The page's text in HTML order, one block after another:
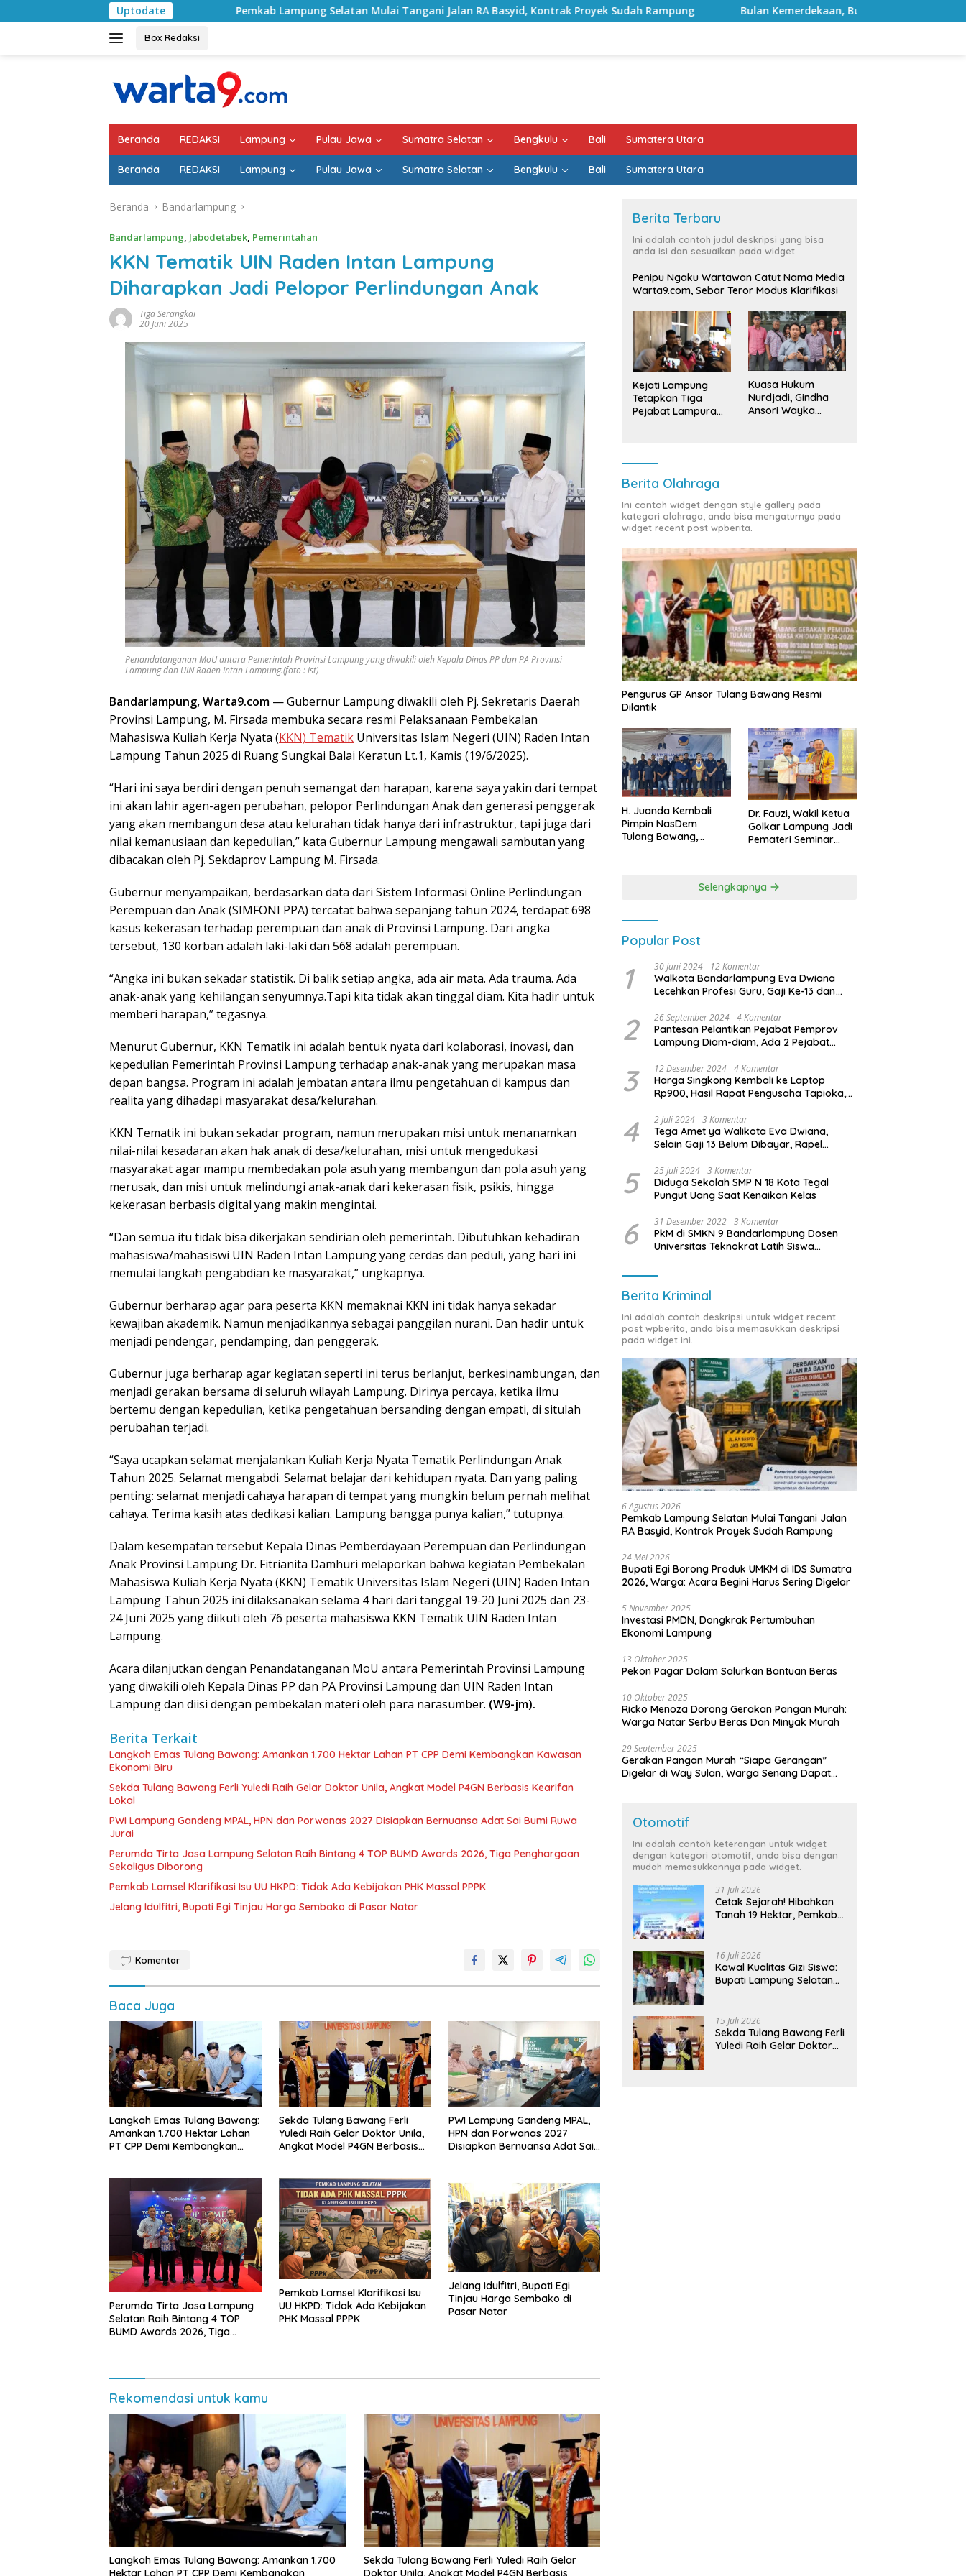
ke
Uptodate
Pemkab Lampung Selatan Mulai Tangani Jalan RA Basyid, Kontrak Proyek Sudah Rampung Bulan Kemerdekaan, Bupati Lampung Selatan Ajak ASN Perkuat
Box Redaksi
Beranda REDAKSI Lampung Pulau Jawa Sumatra Selatan Bengkulu Bali Sumatera Utara
Beranda REDAKSI Lampung Pulau Jawa Sumatra Selatan Bengkulu Bali Sumatera Utara
Beranda Bandarlampung
Bandarlampung, Jabodetabek, Pemerintahan
KKN Tematik UIN Raden Intan Lampung
Diharapkan Jadi Pelopor Perlindungan Anak
Tiga Serangkai
20 Juni 2025
Penandatanganan MoU antara Pemerintah Provinsi Lampung yang diwakili oleh Kepala Dinas PP dan PA Provinsi
Lampung dan UIN Raden Intan Lampung.(foto : ist)
Bandarlampung, Warta9.com — Gubernur Lampung diwakili oleh Pj. Sekretaris Daerah
Provinsi Lampung, M. Firsada membuka secara resmi Pelaksanaan Pembekalan
Mahasiswa Kuliah Kerja Nyata (KKN) Tematik Universitas Islam Negeri (UIN) Raden Intan
Lampung Tahun 2025 di Ruang Sungkai Balai Keratun Lt.1, Kamis (19/6/2025).
“Hari ini saya berdiri dengan penuh semangat dan harapan, karena saya yakin dari tempat
ini akan lahir agen-agen perubahan, pelopor Perlindungan Anak dan generasi penggerak
yang akan membangun desa atau kelurahan tidak hanya dari infrastruktur, tapi juga dari
nilai kemanusiaan dan kepedulian,” kata Gubernur Lampung mengawali sambutan yang
dibacakan oleh Pj. Sekdaprov Lampung M. Firsada.
Gubernur menyampaikan, berdasarkan data dari Sistem Informasi Online Perlindungan
Perempuan dan Anak (SIMFONI PPA) tercatat bahwa sepanjang tahun 2024, terdapat 698
kasus kekerasan terhadap perempuan dan anak di Provinsi Lampung. Dari angka
tersebut, 130 korban adalah laki-laki dan 568 adalah perempuan.
“Angka ini bukan sekadar statistik. Di balik setiap angka, ada air mata. Ada trauma. Ada
anak-anak yang kehilangan senyumnya.Tapi kita tidak akan tinggal diam. Kita hadir untuk
memberi harapan,” tegasnya.
Menurut Gubernur, KKN Tematik ini adalah bentuk nyata dari kolaborasi, inovasi, dan
kepedulian Pemerintah Provinsi Lampung terhadap anak-anak yang merupakan masa
depan bangsa. Program ini adalah jembatan antara ilmu pengetahuan di kampus dan
realita yang dihadapi masyarakat desa/kelurahan.
KKN Tematik ini bukan sekadar program, namun merupakan misi untuk menanamkan
nilai-nilai kesadaran akan hak anak di desa/kelurahan, misi untuk mengedukasi
masyarakat agar mampu membedakan pola asuh yang membangun dan pola asuh yang
merusak, dan misi untuk melindungi anak-anak dari kekerasan fisik, psikis, hingga
kekerasan berbasis digital yang makin mengintai.
“Dan semua itu tidak bisa dikerjakan sendirian oleh pemerintah. Dibutuhkan kehadiran
mahasiswa/mahasiswi UIN Raden Intan Lampung yang cerdas dan peduli, yang hari ini
memulai langkah pengabdian ke masyarakat,” ungkapnya.
Gubernur berharap agar para peserta KKN memaknai KKN ini tidak hanya sekadar
kewajiban akademik. Namun menjadikannya sebagai panggilan nurani. Dan hadir untuk
menjadi pendengar, pendamping, dan penggerak.
Gubernur juga berharap agar kegiatan seperti ini terus berlanjut, berkesinambungan, dan
menjadi gerakan bersama di seluruh wilayah Lampung. Dirinya percaya, ketika ilmu
bertemu dengan kepedulian, ketika pengetahuan bersanding dengan empati, di situlah
perubahan terjadi.
“Saya ucapkan selamat menjalankan Kuliah Kerja Nyata Tematik Perlindungan Anak
Tahun 2025. Selamat mengabdi. Selamat belajar dari kehidupan nyata. Dan yang paling
penting: selamat menjadi cahaya harapan di tempat yang mungkin belum pernah melihat
cahaya. Terima kasih atas dedikasi kalian. Lampung bangga punya kalian,” tutupnya.
Dalam kesempatan tersebut Kepala Dinas Pemberdayaan Perempuan dan Perlindungan
Anak Provinsi Lampung Dr. Fitrianita Damhuri melaporkan bahwa kegiatan Pembekalan
Mahasiswa Kuliah Kerja Nyata (KKN) Tematik Universitas Islam Negeri (UIN) Raden Intan
Lampung Tahun 2025 ini dilaksanakan selama 4 hari dari tanggal 19-20 Juni 2025 dan 23-
24 Juni 2025 yang diikuti oleh 76 peserta mahasiswa KKN Tematik UIN Raden Intan
Lampung.
Acara dilanjutkan dengan Penandatanganan MoU antara Pemerintah Provinsi Lampung
yang diwakili oleh Kepala Dinas PP dan PA Provinsi Lampung dan UIN Raden Intan
Lampung dan diisi dengan pembekalan materi oleh para narasumber. (W9-jm).
Berita Terkait
Langkah Emas Tulang Bawang: Amankan 1.700 Hektar Lahan PT CPP Demi Kembangkan Kawasan
Ekonomi Biru
Sekda Tulang Bawang Ferli Yuledi Raih Gelar Doktor Unila, Angkat Model P4GN Berbasis Kearifan
Lokal
PWI Lampung Gandeng MPAL, HPN dan Porwanas 2027 Disiapkan Bernuansa Adat Sai Bumi Ruwa
Jurai
Perumda Tirta Jasa Lampung Selatan Raih Bintang 4 TOP BUMD Awards 2026, Tiga Penghargaan
Sekaligus Diborong
Pemkab Lamsel Klarifikasi Isu UU HKPD: Tidak Ada Kebijakan PHK Massal PPPK
Jelang Idulfitri, Bupati Egi Tinjau Harga Sembako di Pasar Natar
Komentar
Baca Juga
Langkah Emas Tulang Bawang:
Amankan 1.700 Hektar Lahan
PT CPP Demi Kembangkan
Sekda Tulang Bawang Ferli
Yuledi Raih Gelar Doktor Unila,
Angkat Model P4GN Berbasis
PWI Lampung Gandeng MPAL,
HPN dan Porwanas 2027
Disiapkan Bernuansa Adat Sai
Perumda Tirta Jasa Lampung
Selatan Raih Bintang 4 TOP
BUMD Awards 2026, Tiga
Pemkab Lamsel Klarifikasi Isu
UU HKPD: Tidak Ada Kebijakan
PHK Massal PPPK
Jelang Idulfitri, Bupati Egi
Tinjau Harga Sembako di
Pasar Natar
Rekomendasi untuk kamu
Langkah Emas Tulang Bawang: Amankan 1.700
Hektar Lahan PT CPP Demi Kembangkan
Sekda Tulang Bawang Ferli Yuledi Raih Gelar
Doktor Unila, Angkat Model P4GN Berbasis
Berita Terbaru
Ini adalah contoh judul deskripsi yang bisa
anda isi dan sesuaikan pada widget
Penipu Ngaku Wartawan Catut Nama Media
Warta9.com, Sebar Teror Modus Klarifikasi
Kejati Lampung
Tetapkan Tiga
Pejabat Lampura
Kuasa Hukum
Nurdjadi, Gindha
Ansori Wayka
Berita Olahraga
Ini contoh widget dengan style gallery pada
kategori olahraga, anda bisa mengaturnya pada
widget recent post wpberita.
Pengurus GP Ansor Tulang Bawang Resmi
Dilantik
H. Juanda Kembali
Pimpin NasDem
Tulang Bawang,
Dr. Fauzi, Wakil Ketua
Golkar Lampung Jadi
Pemateri Seminar
Kebangsaan
Selengkapnya
Popular Post
1 30 Juni 2024 12 Komentar
Walkota Bandarlampung Eva Dwiana
Lecehkan Profesi Guru, Gaji Ke-13 dan
2 26 September 2024 4 Komentar
Pantesan Pelantikan Pejabat Pemprov
Lampung Diam-diam, Ada 2 Pejabat
3 12 Desember 2024 4 Komentar
Harga Singkong Kembali ke Laptop
Rp900, Hasil Rapat Pengusaha Tapioka,
Lampung
4 2 Juli 2024 3 Komentar
Tega Amet ya Walikota Eva Dwiana,
Selain Gaji 13 Belum Dibayar, Rapel
Dibayar
5 25 Juli 2024 3 Komentar
Diduga Sekolah SMP N 18 Kota Tegal
Pungut Uang Saat Kenaikan Kelas
6 31 Desember 2022 3 Komentar
PkM di SMKN 9 Bandarlampung Dosen
Universitas Teknokrat Latih Siswa
Berita Kriminal
Ini adalah contoh deskripsi untuk widget recent
post wpberita, anda bisa memasukkan deskripsi
pada widget ini.
6 Agustus 2026
Pemkab Lampung Selatan Mulai Tangani Jalan
RA Basyid, Kontrak Proyek Sudah Rampung
24 Mei 2026
Bupati Egi Borong Produk UMKM di IDS Sumatra
2026, Warga: Acara Begini Harus Sering Digelar
5 November 2025
Investasi PMDN, Dongkrak Pertumbuhan
Ekonomi Lampung
13 Oktober 2025
Pekon Pagar Dalam Salurkan Bantuan Beras
10 Oktober 2025
Ricko Menoza Dorong Gerakan Pangan Murah:
Warga Natar Serbu Beras Dan Minyak Murah
29 September 2025
Gerakan Pangan Murah “Siapa Gerangan”
Digelar di Way Sulan, Warga Senang Dapat
Otomotif
Ini adalah contoh keterangan untuk widget
dengan kategori otomotif, anda bisa dengan
mudah memasukkannya pada widget.
31 Juli 2026
Cetak Sejarah! Hibahkan
Tanah 19 Hektar, Pemkab
Terintegrasi Pertama di
Lampung
16 Juli 2026
Kawal Kualitas Gizi Siswa:
Bupati Lampung Selatan
Bergizi Gratis di Natar
15 Juli 2026
Sekda Tulang Bawang Ferli
Yuledi Raih Gelar Doktor